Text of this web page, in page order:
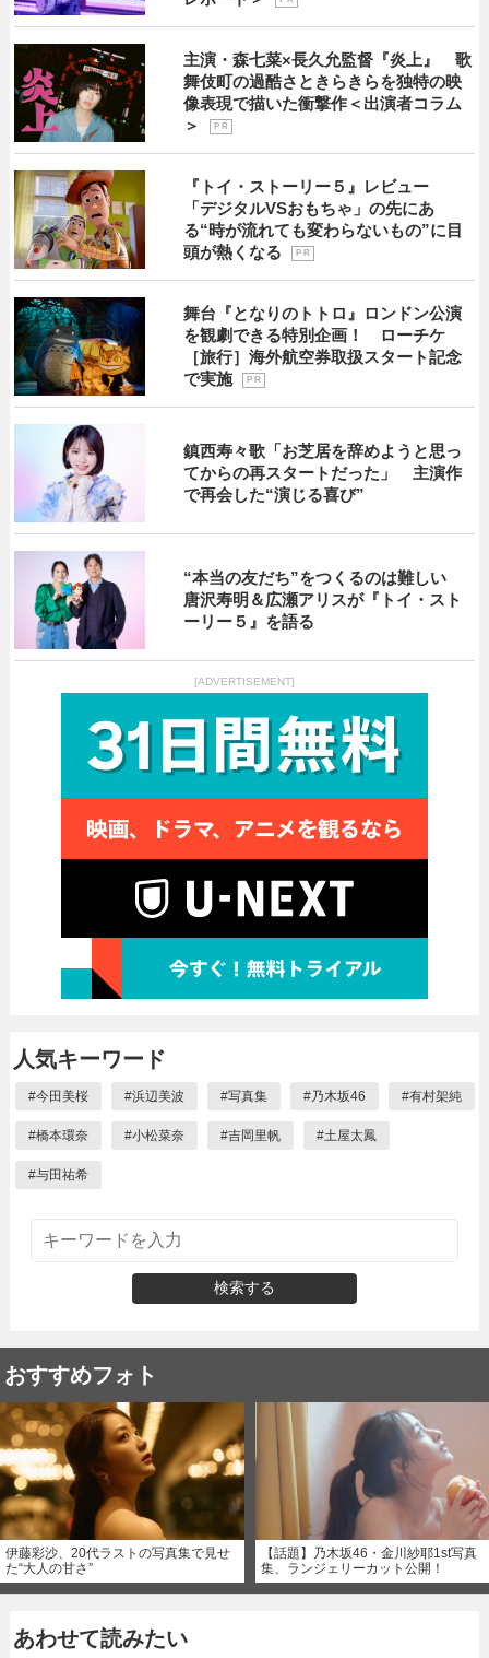
主演・森七菜×長久允監督『炎上』 歌
舞伎町の過酷さときらきらを独特の映
像表現で描いた衝撃作＜出演者コラム
＞
P R
『トイ・ストーリー５』レビュー
「デジタルVSおもちゃ」の先にあ
る“時が流れても変わらないもの”に目
頭が熱くなる
P R
舞台『となりのトトロ』ロンドン公演
を観劇できる特別企画！ ローチケ
［旅行］海外航空券取扱スタート記念
で実施
P R
鎮西寿々歌「お芝居を辞めようと思っ
てからの再スタートだった」 主演作
で再会した“演じる喜び”
“本当の友だち”をつくるのは難しい
唐沢寿明＆広瀬アリスが『トイ・スト
ーリー５』を語る
[ADVERTISEMENT]
人気キーワード
#今田美桜 #浜辺美波 #写真集 #乃木坂46 #有村架純
#橋本環奈 #小松菜奈 #吉岡里帆 #土屋太鳳
#与田祐希
検索する
おすすめフォト
伊藤彩沙、20代ラストの写真集で見せ
た“大人の甘さ”
【話題】乃木坂46・金川紗耶1st写真
集、ランジェリーカット公開！
あわせて読みたい